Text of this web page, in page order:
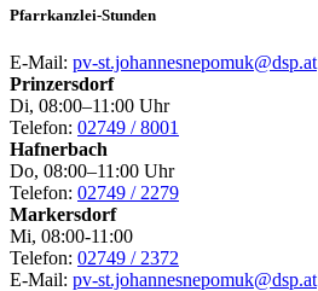
Pfarrkanzlei-Stunden
E-Mail: pv-st.johannesnepomuk@dsp.at
Prinzersdorf
Di, 08:00–11:00 Uhr
Telefon: 02749 / 8001
Hafnerbach
Do, 08:00–11:00 Uhr
Telefon: 02749 / 2279
Markersdorf
Mi, 08:00-11:00
Telefon: 02749 / 2372
E-Mail: pv-st.johannesnepomuk@dsp.at